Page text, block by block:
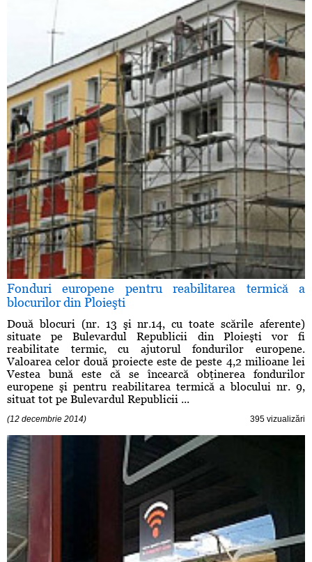
Fonduri europene pentru reabilitarea termică a
blocurilor din Ploieşti
Două blocuri (nr. 13 şi nr.14, cu toate scările aferente)
situate pe Bulevardul Republicii din Ploieşti vor fi
reabilitate termic, cu ajutorul fondurilor europene.
Valoarea celor două proiecte este de peste 4,2 milioane lei
Vestea bună este că se încearcă obţinerea fondurilor
europene şi pentru reabilitarea termică a blocului nr. 9,
situat tot pe Bulevardul Republicii ...
(12 decembrie 2014) 395 vizualizări